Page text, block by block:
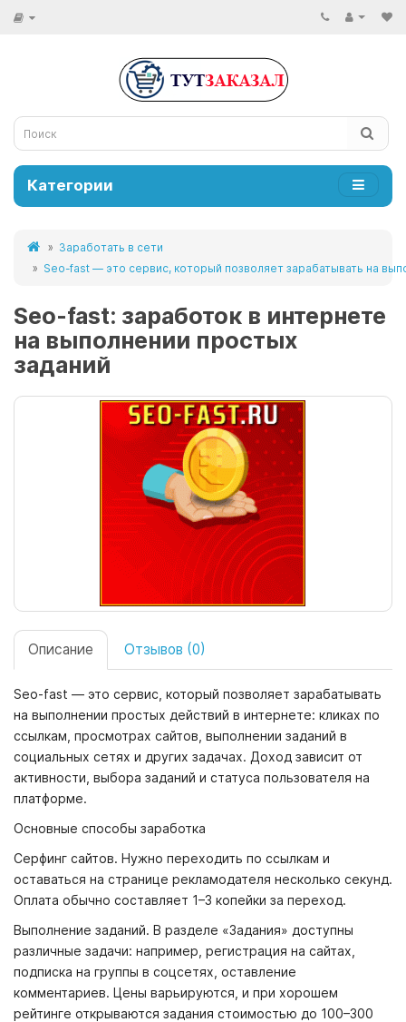
Категории
Заработать в сети
Seo-fast — это сервис, который позволяет зарабатывать на
Seo-fast: заработок в интернете
на выполнении простых
заданий
Описание Отзывов (0)
Seo-fast — это сервис, который позволяет зарабатывать
на выполнении простых действий в интернете: кликах по
ссылкам, просмотрах сайтов, выполнении заданий в
социальных сетях и других задачах. Доход зависит от
активности, выбора заданий и статуса пользователя на
платформе.
Основные способы заработка
Серфинг сайтов. Нужно переходить по ссылкам и
оставаться на странице рекламодателя несколько секунд.
Оплата обычно составляет 1–3 копейки за переход.
Выполнение заданий. В разделе «Задания» доступны
различные задачи: например, регистрация на сайтах,
подписка на группы в соцсетях, оставление
комментариев. Цены варьируются, и при хорошем
рейтинге открываются задания стоимостью до 100–300